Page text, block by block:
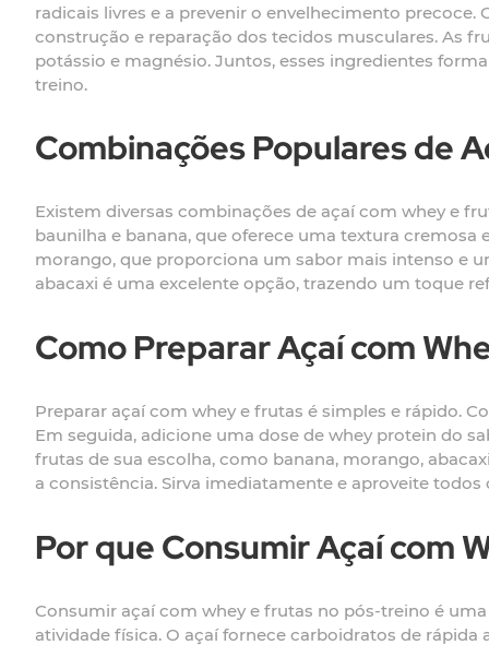
radicais livres e a prevenir o envelhecimento
construção e reparação dos tecidos musculares. As
potássio e magnésio. Juntos, esses ingredientes
treino.
Combinações Populares de
Existem diversas combinações de açaí com whey e
baunilha e banana, que oferece uma textura
morango, que proporciona um sabor mais intenso e
abacaxi é uma excelente opção, trazendo um toque
Como Preparar Açaí com
Preparar açaí com whey e frutas é simples e rápido.
Em seguida, adicione uma dose de whey protein do
frutas de sua escolha, como banana, morango,
a consistência. Sirva imediatamente e aproveite
Por que Consumir Açaí com
Consumir açaí com whey e frutas no pós-treino é
atividade física. O açaí fornece carboidratos de